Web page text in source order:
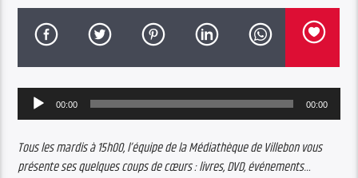
Audio
Player
00:00 00:00
Tous les mardis à 15h00, l’équipe de la Médiathèque de Villebon vous
présente ses quelques coups de cœurs : livres, DVD, événements…